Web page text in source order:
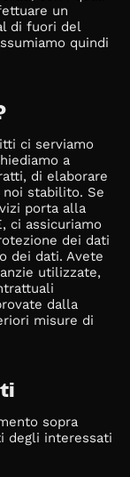
un
di fuori del
quindi
ci serviamo
a
di elaborare
stabilito. Se
porta alla
ci assicuriamo
dei dati
dei dati. Avete
utilizzate,
dalla
misure di
sopra
degli interessati